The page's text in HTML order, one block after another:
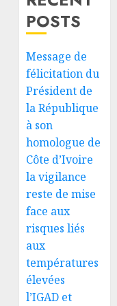
POSTS
Message de
félicitation du
Président de
la République
à son
homologue de
Côte d’Ivoire
la vigilance
reste de mise
face aux
risques liés
aux
températures
élevées
l’IGAD et